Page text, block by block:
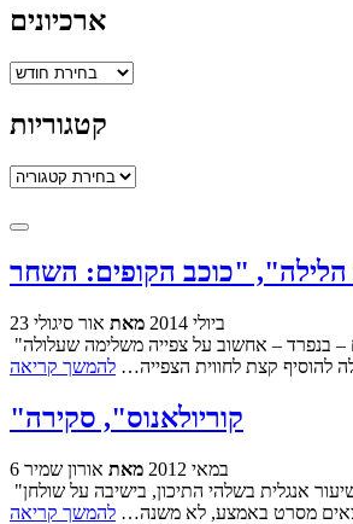
ארכיונים
ארכיונים
קטגוריות
קטגוריות
23 ביולי 2014 מאת אור סיגולי
"דאבל פיצ'ר" היא פינה קבועה בימי רביעי בבלוג. הרעיון הוא פשוט: בכל שבוע (בלי נדר) נביט על הסרטים החדשים שיצאו לבתי הקולנוע אותם הספקתי לראות, ולכל אחד מהם – בנפרד – אחשוב על צפייה משלימה שעלולה
להוסיף קצת לחווית הצפייה… להמשך קריאה
"קוריולאנוס", סקירה
6 במאי 2012 מאת אורון שמיר
"רומיאו וג'ולייט" של באז לורמן, הגרסה עם ליאונרדו דיקפריו וקייט ווינסלייט וקלייר דיינס הצעירים, זכורה לי כאחת מחוויות הצפייה המתסכלות של חיי. העובדה כי ראיתי אותו בשיעור אנגלית בשלהי התיכון, בישיבה על שולחן
מסרט באמצע, לא משנה… להמשך קריאה